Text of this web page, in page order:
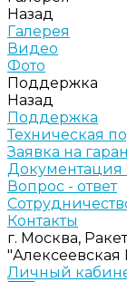
Назад
Галерея
Видео
Фото
Поддержка
Назад
Поддержка
Техническая
Заявка на
Документация
Вопрос - ответ
Контакты
г. Москва,
Личный